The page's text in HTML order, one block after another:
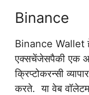
Binance
Binance Wallet हे
एक्सचेंजेसपैकी एक
क्रिप्टोकरन्सी
करते. या वेब